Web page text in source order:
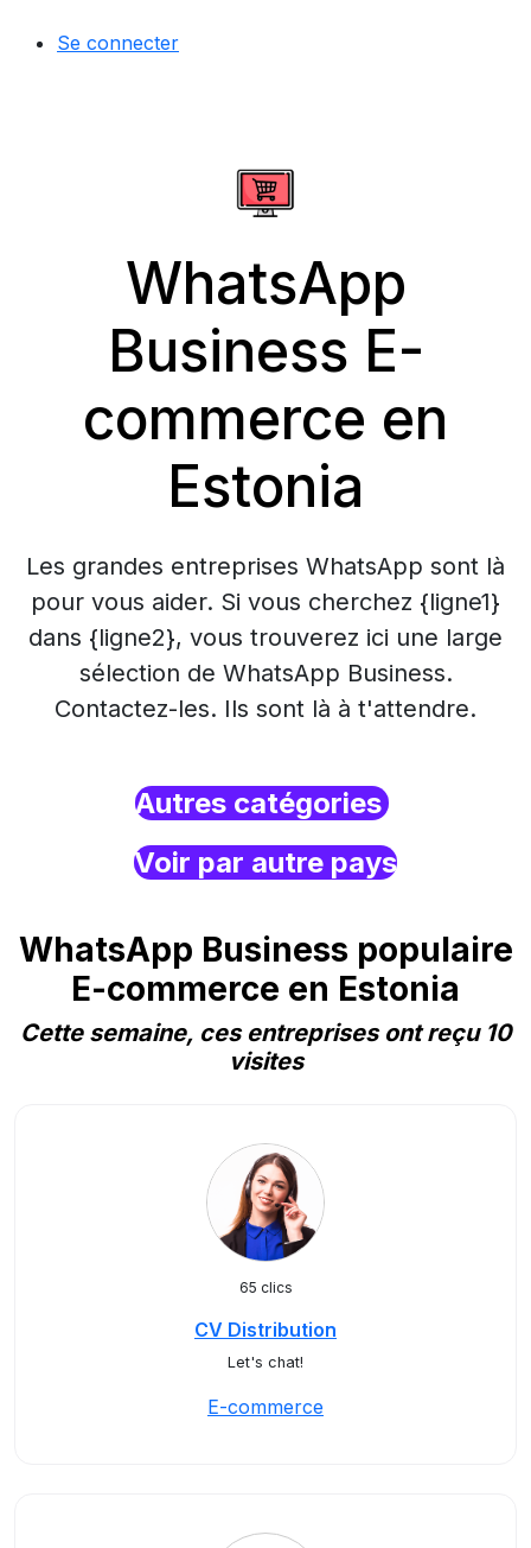
Se connecter
WhatsApp
Business E-
commerce en
Estonia
Les grandes entreprises WhatsApp sont là
pour vous aider. Si vous cherchez {ligne1}
dans {ligne2}, vous trouverez ici une large
sélection de WhatsApp Business.
Contactez-les. Ils sont là à t'attendre.
Autres catégories
Voir par autre pays
WhatsApp Business populaire
E-commerce en Estonia
Cette semaine, ces entreprises ont reçu 10
visites
65 clics
CV Distribution
Let's chat!
E-commerce